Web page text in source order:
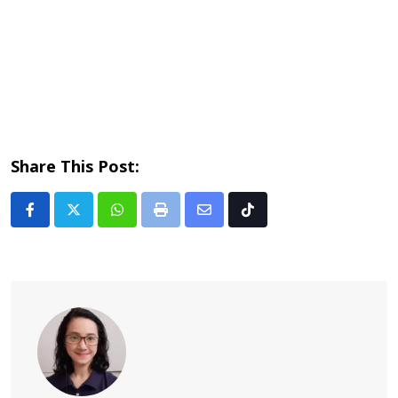
Share This Post:
Whatsapp
Print
Share Tiktok